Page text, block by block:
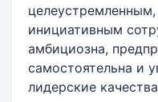
инициативным
амбициозна,
самостоятельна и
лидерские